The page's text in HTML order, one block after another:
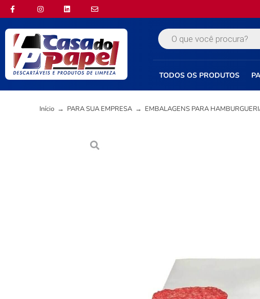
TODOS OS PRODUTOS
Início → PARA SUA EMPRESA → EMBALAGENS PARA